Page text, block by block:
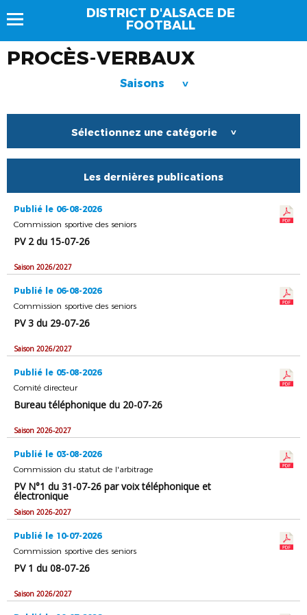
DISTRICT D'ALSACE DE
FOOTBALL
PROCÈS-VERBAUX
Saisons >
Sélectionnez une catégorie >
Les dernières publications
Publié le 06-08-2026
Commission sportive des seniors
PV 2 du 15-07-26
Saison 2026/2027
Publié le 06-08-2026
Commission sportive des seniors
PV 3 du 29-07-26
Saison 2026/2027
Publié le 05-08-2026
Comité directeur
Bureau téléphonique du 20-07-26
Saison 2026-2027
Publié le 03-08-2026
Commission du statut de l'arbitrage
PV N°1 du 31-07-26 par voix téléphonique et
électronique
Saison 2026-2027
Publié le 10-07-2026
Commission sportive des seniors
PV 1 du 08-07-26
Saison 2026/2027